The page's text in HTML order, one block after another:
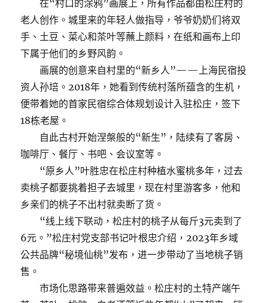
在“村口的涂鸦”画展上，所有作品都由松庄村的
老人创作。城里来的年轻人做指导，爷爷奶奶们将双
手、土豆、菜心和茶叶等蘸上颜料，在纸和画布上印
下属于他们的乡野风韵。
画展的创意来自村里的“新乡人”——上海民宿投
资人孙培。2018年，她看到传统村落所蕴含的生机，
便带着她的首家民宿综合体规划设计入驻松庄，签下
18栋老屋。
自此古村开始涅槃般的“新生”，陆续有了客房、
咖啡厅、餐厅、书吧、会议室等。
“原乡人”叶胜忠在松庄村种植水蜜桃多年，过去
卖桃子都要挑着担子去城里，现在村里游客多，他和
乡亲们的桃子不出村就卖断了货。
“线上线下联动，松庄村的桃子从每斤3元卖到了
6元。”松庄村党支部书记叶根忠介绍，2023年乡域
公共品牌“秘境仙桃”发布，进一步带动了当地桃子销
售。
市场化思路带来普遍效益。松庄村的土特产端午